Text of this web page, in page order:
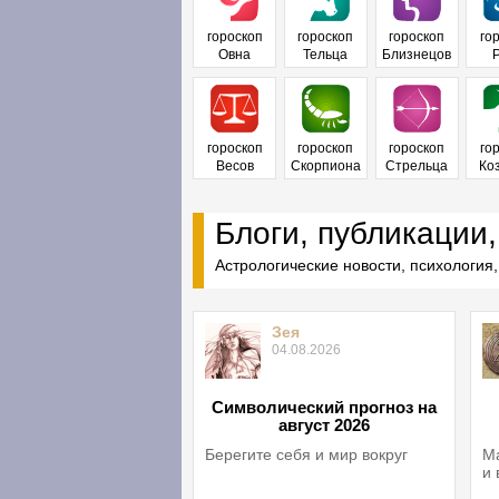
гороскоп
Овна
гороскоп
Тельца
гороскоп
Близнецов
гороскоп
Весов
гороскоп
Скорпиона
гороскоп
Стрельца
Блоги,
Астрологические новости,
Зея
04.08.2026
Символический прогноз на
август 2026
Берегите себя и мир вокруг
и